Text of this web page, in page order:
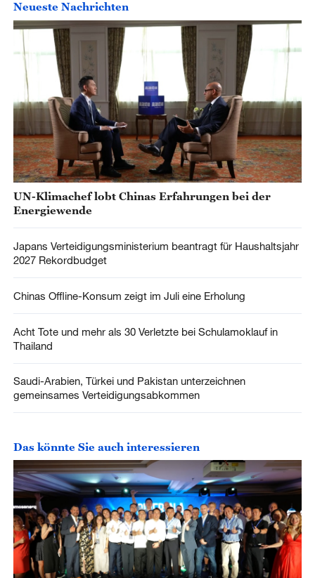
Neueste Nachrichten
UN-Klimachef lobt Chinas Erfahrungen bei der
Energiewende
Japans Verteidigungsministerium beantragt für Haushaltsjahr
2027 Rekordbudget
Chinas Offline-Konsum zeigt im Juli eine Erholung
Acht Tote und mehr als 30 Verletzte bei Schulamoklauf in
Thailand
Saudi-Arabien, Türkei und Pakistan unterzeichnen
gemeinsames Verteidigungsabkommen
Das könnte Sie auch interessieren